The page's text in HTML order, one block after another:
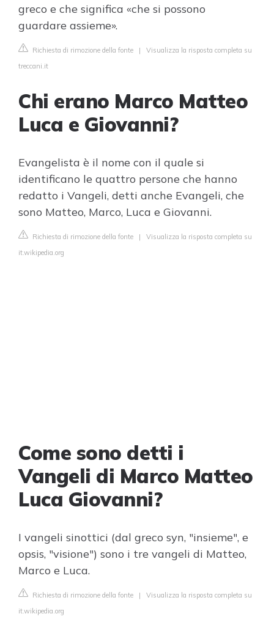
greco e che significa «che si possono
guardare assieme».
Richiesta di rimozione della fonte | Visualizza la risposta completa su
treccani.it
Chi erano Marco Matteo
Luca e Giovanni?
Evangelista è il nome con il quale si
identificano le quattro persone che hanno
redatto i Vangeli, detti anche Evangeli, che
sono Matteo, Marco, Luca e Giovanni.
Richiesta di rimozione della fonte | Visualizza la risposta completa su
it.wikipedia.org
Come sono detti i
Vangeli di Marco Matteo
Luca Giovanni?
I vangeli sinottici (dal greco syn, "insieme", e
opsis, "visione") sono i tre vangeli di Matteo,
Marco e Luca.
Richiesta di rimozione della fonte | Visualizza la risposta completa su
it.wikipedia.org